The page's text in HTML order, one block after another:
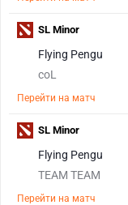
Flying Pengu
coL
Перейти на матч
SL Minor
Flying Pengu
TEAM TEAM
Перейти на матч
SL Minor